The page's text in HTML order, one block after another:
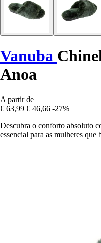
Vanuba
Anoa
A partir de
€ 63,99 € 46,66 -27%
Descubra o conforto absoluto
essencial para as mulheres que